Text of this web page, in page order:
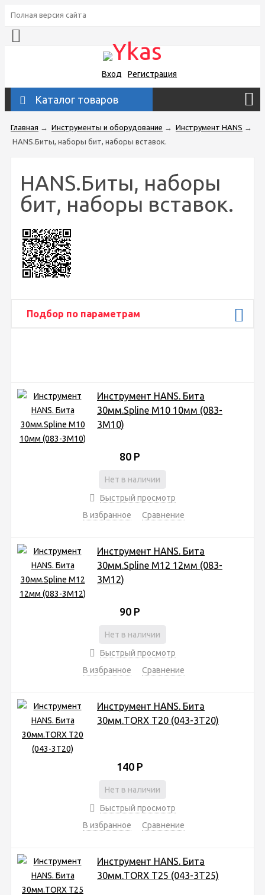
Полная версия сайта
Вход Регистрация
Каталог товаров
Главная → Инструменты и оборудование → Инструмент HANS →
HANS.Биты, наборы бит, наборы вставок.
HANS.Биты, наборы
бит, наборы вставок.
Подбор по параметрам
Инструмент HANS. Бита
30мм.Spline M10 10мм (083-
3M10)
80 Р
Нет в наличии
Быстрый просмотр
В избранное
Сравнение
Инструмент HANS. Бита
30мм.Spline M12 12мм (083-
3M12)
90 Р
Нет в наличии
Быстрый просмотр
В избранное
Сравнение
Инструмент HANS. Бита
30мм.TORX T20 (043-3Т20)
140 Р
Нет в наличии
Быстрый просмотр
В избранное
Сравнение
Инструмент HANS. Бита
30мм.TORX T25 (043-3Т25)